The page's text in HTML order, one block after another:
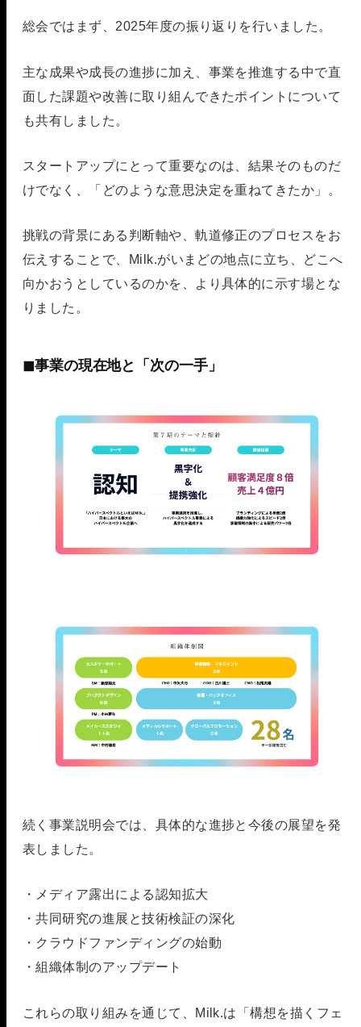
総会ではまず、2025年度の振り返りを行いました。
主な成果や成長の進捗に加え、事業を推進する中で直
面した課題や改善に取り組んできたポイントについて
も共有しました。
スタートアップにとって重要なのは、結果そのものだ
けでなく、「どのような意思決定を重ねてきたか」。
挑戦の背景にある判断軸や、軌道修正のプロセスをお
伝えすることで、Milk.がいまどの地点に立ち、どこへ
向かおうとしているのかを、より具体的に示す場とな
りました。
◼︎事業の現在地と「次の一手」
続く事業説明会では、具体的な進捗と今後の展望を発
表しました。
・メディア露出による認知拡大
・共同研究の進展と技術検証の深化
・クラウドファンディングの始動
・組織体制のアップデート
これらの取り組みを通じて、Milk.は「構想を描くフェ